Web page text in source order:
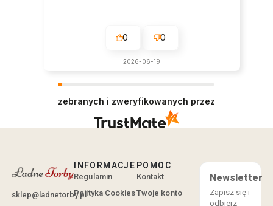
0 0
2026-06-19
zebranych i zweryfikowanych przez
sklep@ladnetorby.pl
INFORMACJE
Regulamin
Polityka Cookies
POMOC
Kontakt
Twoje konto
Newsletter
Zapisz się i
odbierz